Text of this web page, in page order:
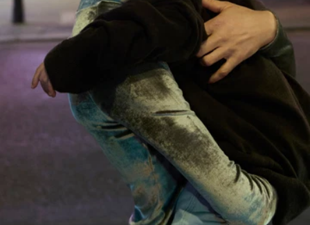
LISTEN ON NTS
DIENSTLEISTUNGEN
WELTWEITER VERSAND &
RÜCKGABE
Kostenloser Standardversand
Kostenlose Rückgabe innerhalb
von 14 Tagen